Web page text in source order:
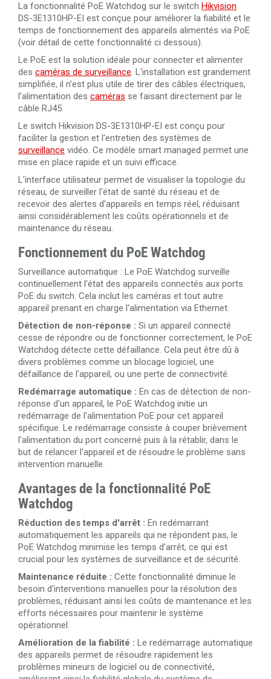
La fonctionnalité PoE Watchdog sur le switch Hikvision
DS-3E1310HP-EI est conçue pour améliorer la fiabilité et le
temps de fonctionnement des appareils alimentés via PoE
(voir détail de cette fonctionnalité ci dessous).
Le PoE est la solution idéale pour connecter et alimenter
des caméras de surveillance. L'installation est grandement
simplifiée, il n'est plus utile de tirer des câbles électriques,
l'alimentation des caméras se faisant directement par le
câble RJ45.
Le switch Hikvision DS-3E1310HP-EI est conçu pour
faciliter la gestion et l'entretien des systèmes de
surveillance vidéo. Ce modèle smart managed permet une
mise en place rapide et un suivi efficace.
L'interface utilisateur permet de visualiser la topologie du
réseau, de surveiller l'état de santé du réseau et de
recevoir des alertes d'appareils en temps réel, réduisant
ainsi considérablement les coûts opérationnels et de
maintenance du réseau.
Fonctionnement du PoE Watchdog
Surveillance automatique : Le PoE Watchdog surveille
continuellement l'état des appareils connectés aux ports
PoE du switch. Cela inclut les caméras et tout autre
appareil prenant en charge l'alimentation via Ethernet.
Détection de non-réponse : Si un appareil connecté
cesse de répondre ou de fonctionner correctement, le PoE
Watchdog détecte cette défaillance. Cela peut être dû à
divers problèmes comme un blocage logiciel, une
défaillance de l'appareil, ou une perte de connectivité.
Redémarrage automatique : En cas de détection de non-
réponse d'un appareil, le PoE Watchdog initie un
redémarrage de l'alimentation PoE pour cet appareil
spécifique. Le redémarrage consiste à couper brièvement
l'alimentation du port concerné puis à la rétablir, dans le
but de relancer l'appareil et de résoudre le problème sans
intervention manuelle.
Avantages de la fonctionnalité PoE
Watchdog
Réduction des temps d'arrêt : En redémarrant
automatiquement les appareils qui ne répondent pas, le
PoE Watchdog minimise les temps d'arrêt, ce qui est
crucial pour les systèmes de surveillance et de sécurité.
Maintenance réduite : Cette fonctionnalité diminue le
besoin d'interventions manuelles pour la résolution des
problèmes, réduisant ainsi les coûts de maintenance et les
efforts nécessaires pour maintenir le système
opérationnel.
Amélioration de la fiabilité : Le redémarrage automatique
des appareils permet de résoudre rapidement les
problèmes mineurs de logiciel ou de connectivité,